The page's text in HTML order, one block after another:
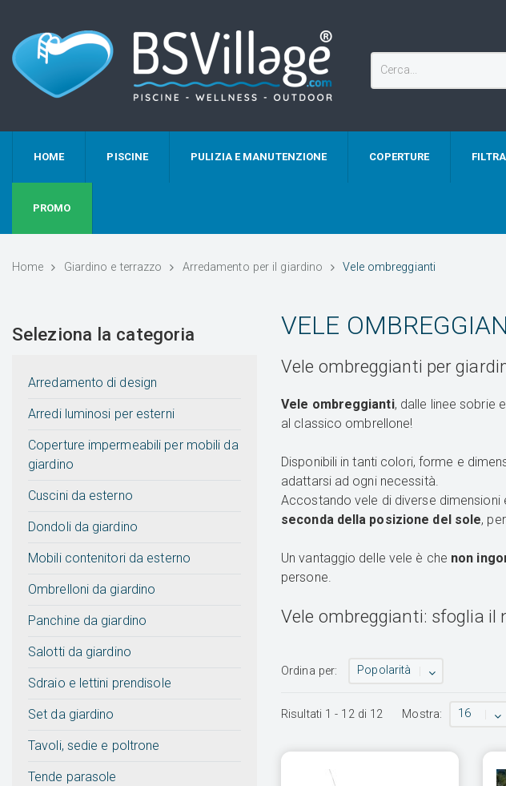
HOME PISCINE PULIZIA E MANUTENZIONE COPERTURE
PROMO
Home Giardino e terrazzo Arredamento per il giardino Vele ombreggianti
VELE
Vele ombreggianti per
Vele ombreggianti, dalle linee sobrie
al classico ombrellone!
Disponibili in tanti colori, forme e
adattarsi ad ogni necessità.
Accostando vele di diverse dimensioni
seconda della posizione del sole,
Un vantaggio delle vele è che non
persone.
Vele ombreggianti: sfoglia il
Ordina per: Popolarità
Risultati 1 - 12di 12 Mostra: 16
Seleziona la categoria
Arredamento di design
Arredi luminosi per esterni
Coperture impermeabili per mobili da
giardino
Cuscini da esterno
Dondoli da giardino
Mobili contenitori da esterno
Ombrelloni da giardino
Panchine da giardino
Salotti da giardino
Sdraio e lettini prendisole
Set da giardino
Tavoli, sedie e poltrone
Tende parasole